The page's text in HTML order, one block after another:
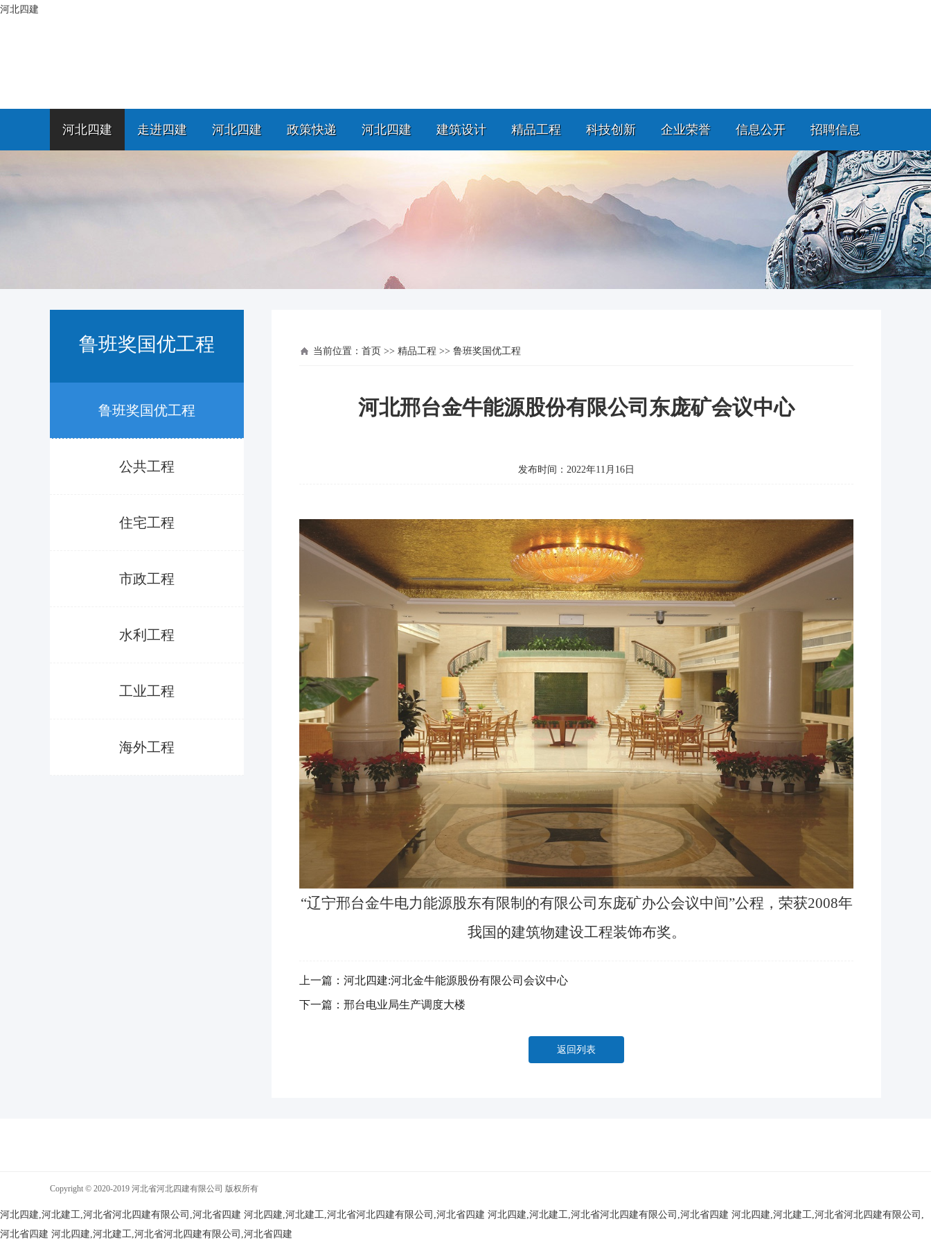
河北四建
河北四建 走进四建 河北四建 政策快递 河北四建 建筑设计 精品工程 科技创新 企业荣誉 信息公开 招聘信息
鲁班奖国优工程
鲁班奖国优工程
公共工程
住宅工程
市政工程
水利工程
工业工程
海外工程
当前位置： 首页 >> 精品工程 >> 鲁班奖国优工程
河北邢台金牛能源股份有限公司东庞矿会议中心
发布时间：2022年11月16日
“辽宁邢台金牛电力能源股东有限制的有限公司东庞矿办公会议中间”公程， 荣获2008年
我国的建筑物建设工程装饰布奖。
上一篇： 河北四建:河北金牛能源股份有限公司会议中心
下一篇： 邢台电业局生产调度大楼
返回列表
Copyright © 2020-2019 河北省河北四建有限公司 版权所有
河北四建,河北建工,河北省河北四建有限公司,河北省四建 河北四建,河北建工,河北省河北四建有限公司,河北省四建 河北四建,河北建工,河北省河北四建有限公司,河北省四建 河北四建,河北建工,河北省河北四建有限公司,
河北省四建 河北四建,河北建工,河北省河北四建有限公司,河北省四建